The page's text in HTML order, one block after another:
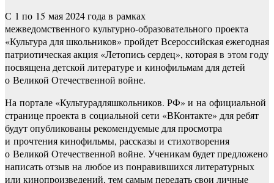
С 1 по 15 мая 2024 года в рамках
межведомственного культурно-образовательного проекта
«Культура для школьников» пройдет Всероссийская ежегодная
патриотическая акция «Летопись сердец», которая в этом году
посвящена детской литературе и кинофильмам для детей
о Великой Отечественной войне.
На портале «Культурадляшкольников. РФ» и на официальной
странице проекта в социальной сети «ВКонтакте» для ребят
будут опубликованы рекомендуемые для просмотра
и прочтения кинофильмы, рассказы и стихотворения
о Великой Отечественной войне. Ученикам будет предложено
написать отзыв на любое из понравившихся литературных
или кинопроизведений, тем самым передать свои личные